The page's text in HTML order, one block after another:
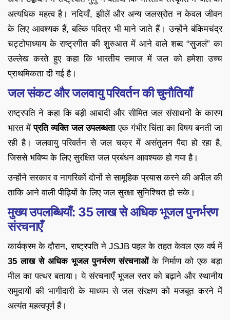
अत्यधिक महत्व है। नदियाँ, झीलें और अन्य जलस्रोत न केवल जीवन
के लिए आवश्यक हैं, बल्कि पवित्र भी माने जाते हैं। उन्होंने बंकिमचंद्र
चट्टोपाध्याय के राष्ट्रगीत की शुरुआत में आने वाले शब्द “सुजलं” का
उल्लेख करते हुए कहा कि भारतीय समाज में जल को हमेशा उच्च
प्राथमिकता दी गई है।
जल संकट और जलवायु परिवर्तन की चुनौतियाँ
राष्ट्रपति ने कहा कि बड़ी आबादी और सीमित जल संसाधनों के कारण
भारत मेंप्रति व्यक्ति जल उपलब्धताएक गंभीर चिंता का विषय बनती जा
रही है। जलवायु परिवर्तन से जल चक्र में असंतुलन पैदा हो रहा है,
जिससे भविष्य के लिए सुरक्षित जल प्रबंधन आवश्यक हो गया है।
उन्होंने सरकार व नागरिकों दोनों से सामूहिक प्रयास करने की अपील की
ताकि आने वाली पीढ़ियों के लिए जल सुरक्षा सुनिश्चित हो सके।
मुख्य उपलब्धियाँ: 35 लाख से अधिक भूजल पुनर्भरण
संरचनाएँ
कार्यक्रम के दौरान, राष्ट्रपति ने JSJB पहल के तहत केवल एक वर्ष में
35 लाख से अधिक भूजल पुनर्भरण संरचनाओंके निर्माण को एक बड़ा
मील का पत्थर बताया। ये संरचनाएँ भूजल स्तर को बढ़ाने और स्थानीय
समुदायों की भागीदारी के माध्यम से जल संरक्षण को मजबूत करने में
अत्यंत महत्वपूर्ण हैं।